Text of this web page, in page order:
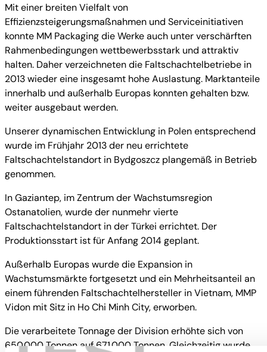
Mit einer breiten Vielfalt von
Effizienzsteigerungsmaßnahmen und Serviceinitiativen
konnte MM Packaging die Werke auch unter verschärften
Rahmenbedingungen wettbewerbsstark und attraktiv
halten. Daher verzeichneten die Faltschachtelbetriebe in
2013 wieder eine insgesamt hohe Auslastung. Marktanteile
innerhalb und außerhalb Europas konnten gehalten bzw.
weiter ausgebaut werden.
Unserer dynamischen Entwicklung in Polen entsprechend
wurde im Frühjahr 2013 der neu errichtete
Faltschachtelstandort in Bydgoszcz plangemäß in Betrieb
genommen.
In Gaziantep, im Zentrum der Wachstumsregion
Ostanatolien, wurde der nunmehr vierte
Faltschachtelstandort in der Türkei errichtet. Der
Produktionsstart ist für Anfang 2014 geplant.
Außerhalb Europas wurde die Expansion in
Wachstumsmärkte fortgesetzt und ein Mehrheitsanteil an
einem führenden Faltschachtelhersteller in Vietnam, MMP
Vidon mit Sitz in Ho Chi Minh City, erworben.
Die verarbeitete Tonnage der Division erhöhte sich von
650.000 Tonnen auf 671.000 Tonnen. Gleichzeitig wurde